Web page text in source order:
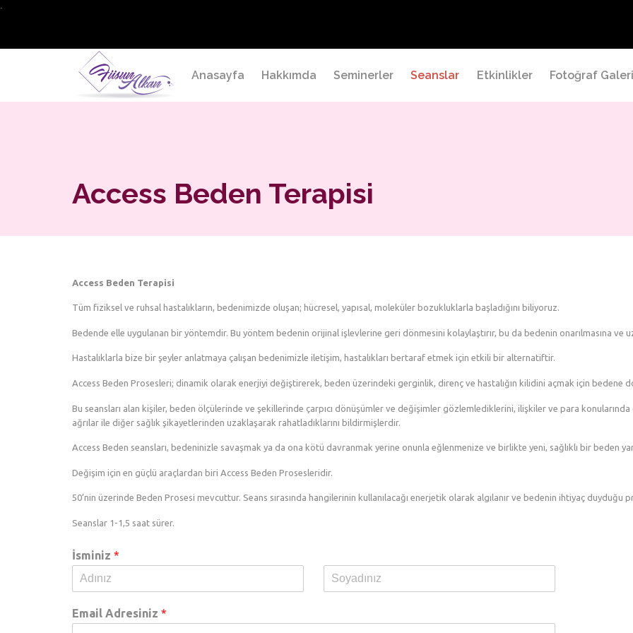
.
Anasayfa Hakkımda Seminerler Seanslar Etkinlikler Fotoğraf
Access Beden Terapisi
Access Beden Terapisi
Tüm fiziksel ve ruhsal hastalıkların, bedenimizde oluşan; hücresel, yapısal, moleküler bozukluklarla başladığını biliyoruz.
Bedende elle uygulanan bir yöntemdir. Bu yöntem bedenin orijinal işlevlerine geri dönmesini kolaylaştırır, bu da bedenin onarılmasına ve
Hastalıklarla bize bir şeyler anlatmaya çalışan bedenimizle iletişim, hastalıkları bertaraf etmek için etkili bir alternatiftir.
Access Beden Prosesleri; dinamik olarak enerjiyi değiştirerek, beden üzerindeki gerginlik, direnç ve hastalığın kilidini açmak için bedene
Bu seansları alan kişiler, beden ölçülerinde ve şekillerinde çarpıcı dönüşümler ve değişimler gözlemlediklerini, ilişkiler ve para konularında
ağrılar ile diğer sağlık şikayetlerinden uzaklaşarak rahatladıklarını bildirmişlerdir.
Access Beden seansları, bedeninizle savaşmak ya da ona kötü davranmak yerine onunla eğlenmenize ve birlikte yeni, sağlıklı bir beden
Değişim için en güçlü araçlardan biri Access Beden Prosesleridir.
50’nin üzerinde Beden Prosesi mevcuttur. Seans sırasında hangilerinin kullanılacağı enerjetik olarak algılanır ve bedenin ihtiyaç duyduğu
Seanslar 1-1,5 saat sürer.
İsminiz *
Email Adresiniz *